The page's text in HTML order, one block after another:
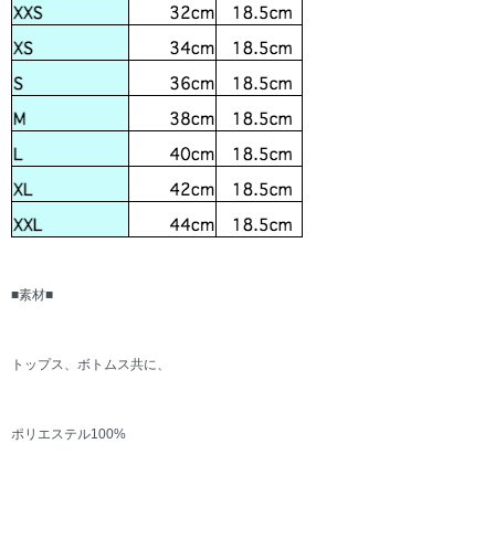
■素材■
トップス、ボトムス共に、
ポリエステル100%